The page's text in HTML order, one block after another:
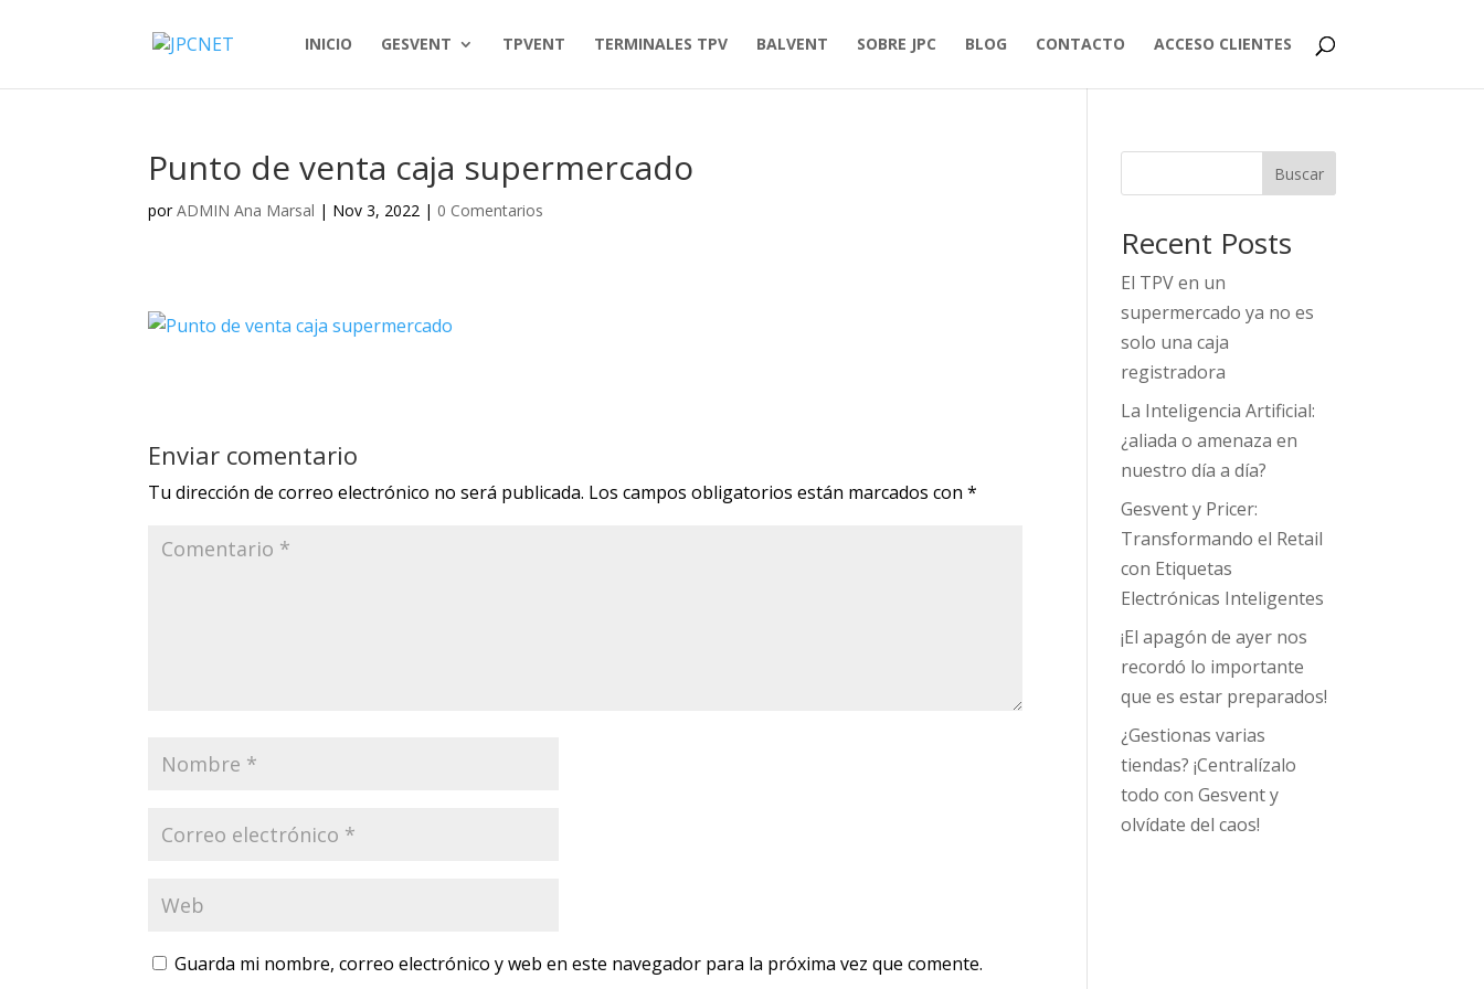
INICIO GESVENT TPVENT TERMINALES TPV BALVENT SOBRE JPC BLOG CONTACTO ACCESO CLIENTES
Punto de venta caja supermercado
porADMIN Ana Marsal | Nov 3, 2022 | 0 Comentarios
Enviar comentario
Tu dirección de correo electrónico no será publicada. Los campos obligatorios están marcados con*
Guarda mi nombre, correo electrónico y web en este navegador para la próxima vez que comente.
Buscar
Recent Posts
El TPV en un
supermercado ya no es
solo una caja
registradora
La Inteligencia Artificial:
¿aliada o amenaza en
nuestro día a día?
Gesvent y Pricer:
Transformando el Retail
con Etiquetas
Electrónicas Inteligentes
¡El apagón de ayer nos
recordó lo importante
que es estar preparados!
¿Gestionas varias
tiendas? ¡Centralízalo
todo con Gesvent y
olvídate del caos!